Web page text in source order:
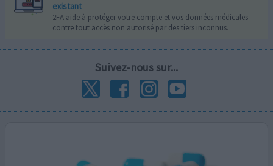
existant
2FA aide à protéger votre compte et vos données médicales
contre tout accès non autorisé par des tiers inconnus.
Suivez-nous sur...